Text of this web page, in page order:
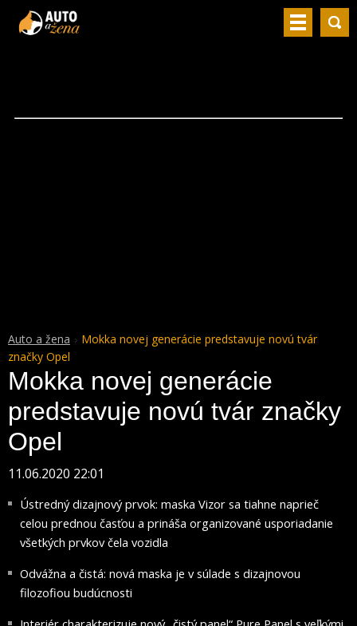
Auto a žena
Mokka novej generácie predstavuje novú tvár
značky Opel
Mokka novej generácie
predstavuje novú tvár značky
Opel
11.06.2020 22:01
Ústredný dizajnový prvok: maska Vizor sa tiahne naprieč
celou prednou časťou a prináša organizované usporiadanie
všetkých prvkov čela vozidla
Odvážna a čistá: nová maska je v súlade s dizajnovou
filozofiou budúcnosti